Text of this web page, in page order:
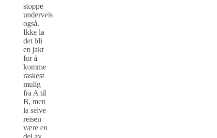
stoppe
underveis
også.
Ikke la
det bli
en jakt
for å
komme
raskest
mulig
fra A til
B, men
la selve
reisen
være en